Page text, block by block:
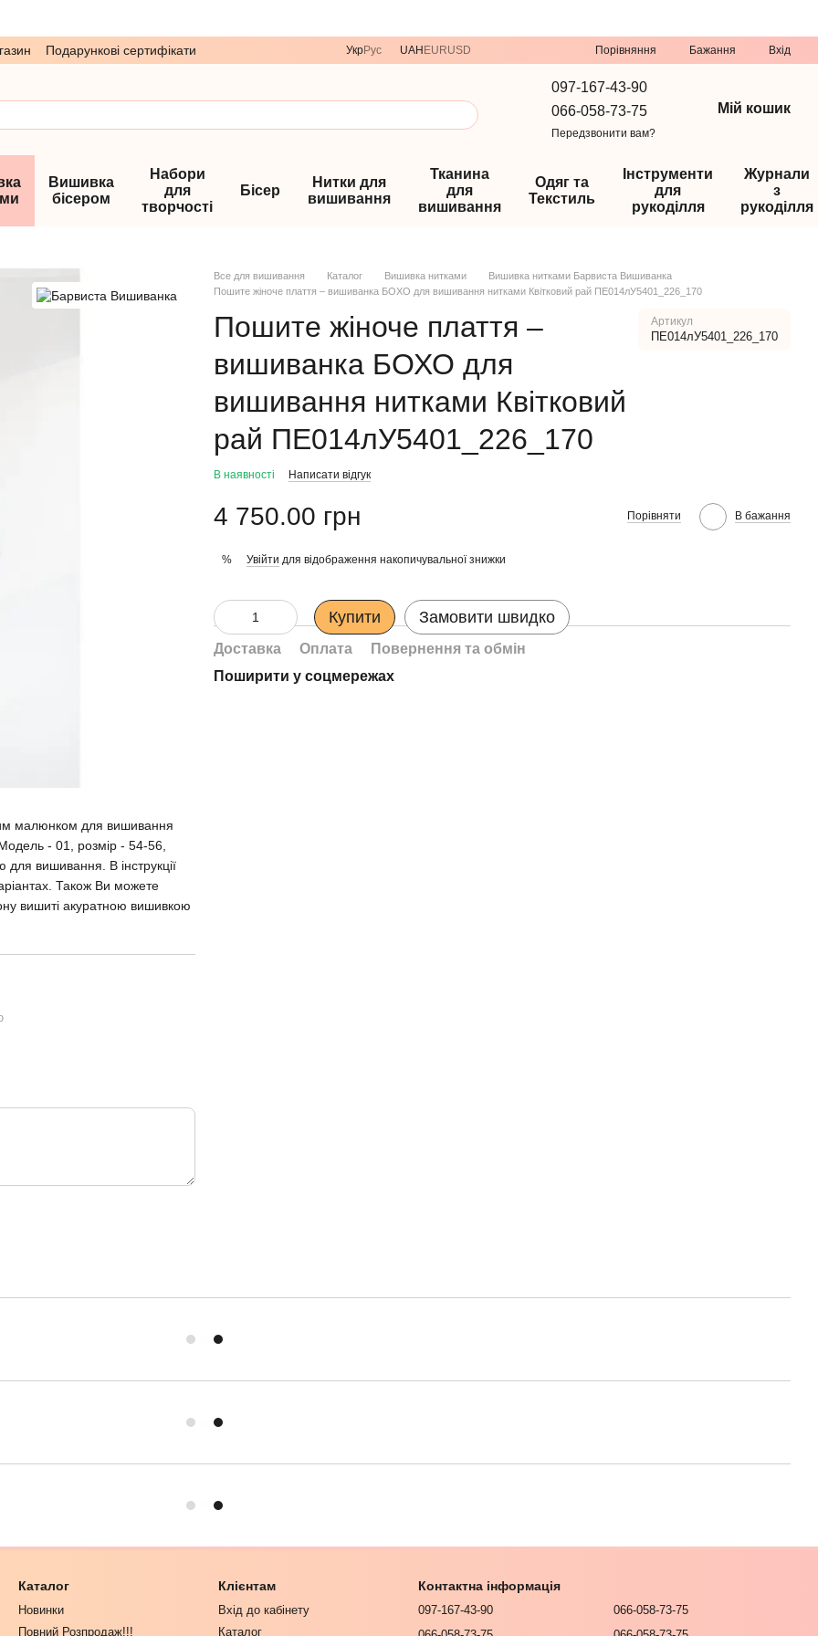
Подарункові сертифікати УкрРус UAH EURUSD Порівняння Бажання Вхід
097-167-43-90
066-058-73-75
Передзвонити вам?
Мій кошик
Вишивка
бісером
Набори
для
творчості
Бісер
Нитки для
вишивання
Тканина
для
вишивання
Одяг та
Текстиль
Інструменти
для
рукоділля
Журнали
з
рукоділля
малюнком для вишивання
- 01, розмір - 54-56,
для вишивання. В інструкції
Також Ви можете
вишиті акуратною вишивкою
Все для вишивання Каталог Вишивка нитками
Вишивка нитками Барвиста Вишиванка
Пошите жіноче плаття – вишиванка БОХО для вишивання нитками Квітковий рай ПЕ014лУ5401_226_170
Пошите жіноче плаття –
вишиванка БОХО для
вишивання нитками Квітковий
рай ПЕ014лУ5401_226_170
Артикул
ПЕ014лУ5401_226_170
В наявності Написати відгук
4 750.00 грн Порівняти В бажання
% Увійти для відображення накопичувальної знижки
Купити Замовити швидко
Доставка Оплата
Повернення та обмін
Поширити у соцмережах
Каталог
Новинки
Повний Розпродаж!!!
Клієнтам
Вхід до кабінету
Каталог
Контактна інформація
097-167-43-90
066-058-73-75